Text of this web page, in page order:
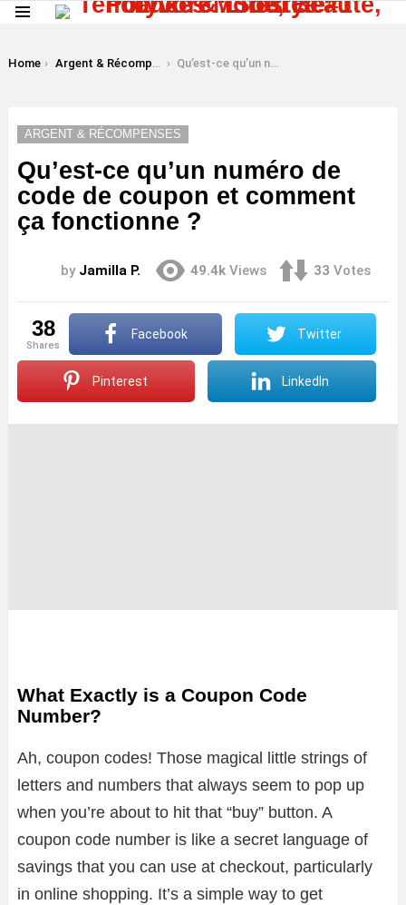
You are here:
Home Argent & Récompenses Qu’est-ce qu’un numéro de code de coupon et comment ça fonctionne ?
ARGENT & RÉCOMPENSES
Qu’est-ce qu’un numéro de
code de coupon et comment
ça fonctionne ?
by Jamilla P. 49.4k Views 33 Votes
38
shares
Facebook Twitter
Pinterest LinkedIn
What Exactly is a Coupon Code
Number?
Ah, coupon codes! Those magical little strings of
letters and numbers that always seem to pop up
when you’re about to hit that “buy” button. A
coupon code number is like a secret language of
savings that you can use at checkout, particularly
in online shopping. It’s a simple way to get